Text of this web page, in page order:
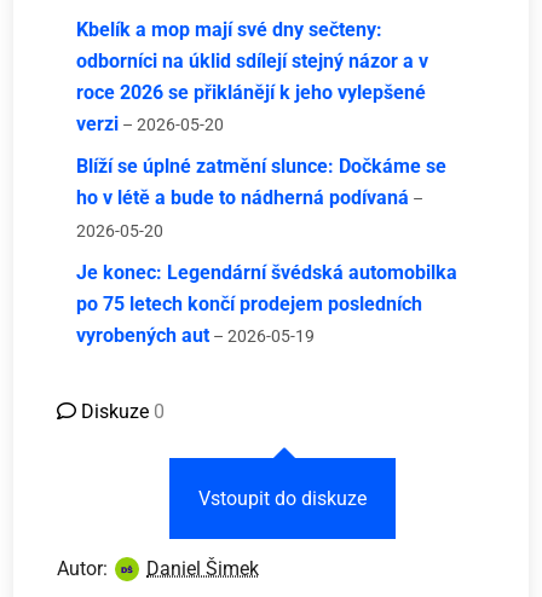
Kbelík a mop mají své dny sečteny:
odborníci na úklid sdílejí stejný názor a v
roce 2026 se přiklánějí k jeho vylepšené
verzi – 2026-05-20
Blíží se úplné zatmění slunce: Dočkáme se
ho v létě a bude to nádherná podívaná –
2026-05-20
Je konec: Legendární švédská automobilka
po 75 letech končí prodejem posledních
vyrobených aut – 2026-05-19
Diskuze 0
Vstoupit do diskuze
Autor: Daniel Šimek